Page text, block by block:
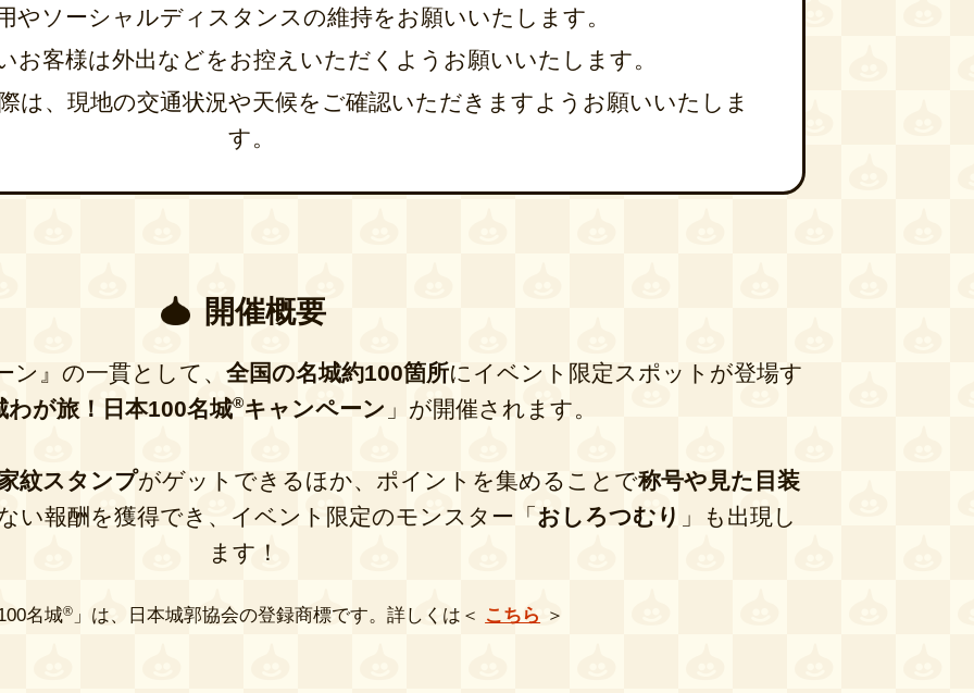
やソーシャルディスタンスの維持をお願いいたします。
お客様は外出などをお控えいただくようお願いいたします。
は、現地の交通状況や天候をご確認いただきますようお願いいたしま
す。
開催概要
』の一貫として、 全国の名城約100箇所にイベント限定スポットが登場す
わが旅！日本100名城®キャンペーン 」が開催されます。
紋スタンプがゲットできるほか、ポイントを集めることで称号や見た目装
い報酬を獲得でき、イベント限定のモンスター「 おしろつむり 」も出現し
ます！
名城® 」は、日本城郭協会の登録商標です。詳しくは＜ こちら ＞